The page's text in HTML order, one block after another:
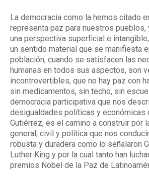
La democracia como la hemos citado
representa paz para nuestros
una perspectiva superficial e
un sentido material que se manifiesta
población, cuando se satisfacen las
humanas en todos sus aspectos, son
incontrovertibles, que no hay paz con
sin medicamentos, sin techo, sin
democracia participativa que nos
desigualdades políticas y económicas
Gutiérrez, es el camino a construir por
general, civil y política que nos
robusta y duradera como lo señalaron
Luther King y por la cual tanto han
premios Nobel de la Paz de